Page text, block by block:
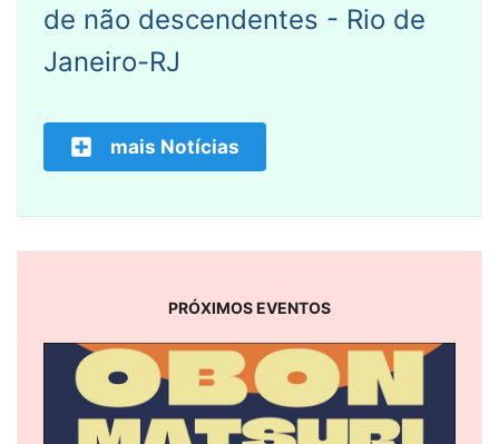
de não descendentes - Rio de
Janeiro-RJ
mais Notícias
PRÓXIMOS EVENTOS